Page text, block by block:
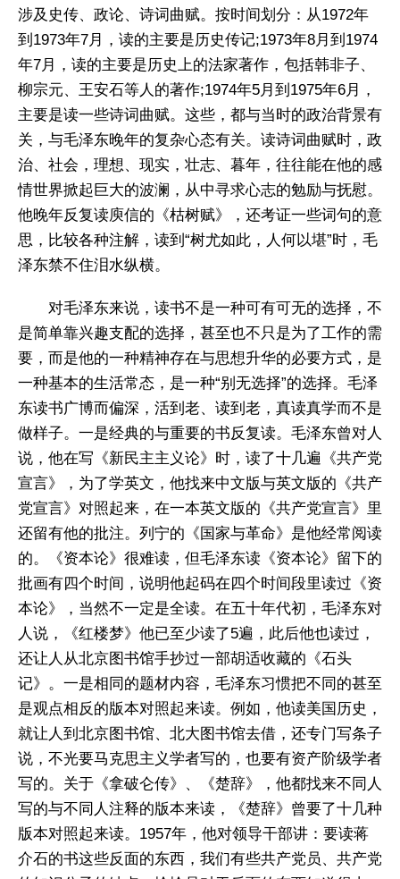
涉及史传、政论、诗词曲赋。按时间划分：从1972年
到1973年7月，读的主要是历史传记;1973年8月到1974
年7月，读的主要是历史上的法家著作，包括韩非子、
柳宗元、王安石等人的著作;1974年5月到1975年6月，
主要是读一些诗词曲赋。这些，都与当时的政治背景有
关，与毛泽东晚年的复杂心态有关。读诗词曲赋时，政
治、社会，理想、现实，壮志、暮年，往往能在他的感
情世界掀起巨大的波澜，从中寻求心志的勉励与抚慰。
他晚年反复读庾信的《枯树赋》，还考证一些词句的意
思，比较各种注解，读到“树尤如此，人何以堪”时，毛
泽东禁不住泪水纵横。
对毛泽东来说，读书不是一种可有可无的选择，不
是简单靠兴趣支配的选择，甚至也不只是为了工作的需
要，而是他的一种精神存在与思想升华的必要方式，是
一种基本的生活常态，是一种“别无选择”的选择。毛泽
东读书广博而偏深，活到老、读到老，真读真学而不是
做样子。一是经典的与重要的书反复读。毛泽东曾对人
说，他在写《新民主主义论》时，读了十几遍《共产党
宣言》，为了学英文，他找来中文版与英文版的《共产
党宣言》对照起来，在一本英文版的《共产党宣言》里
还留有他的批注。列宁的《国家与革命》是他经常阅读
的。《资本论》很难读，但毛泽东读《资本论》留下的
批画有四个时间，说明他起码在四个时间段里读过《资
本论》，当然不一定是全读。在五十年代初，毛泽东对
人说，《红楼梦》他已至少读了5遍，此后他也读过，
还让人从北京图书馆手抄过一部胡适收藏的《石头
记》。一是相同的题材内容，毛泽东习惯把不同的甚至
是观点相反的版本对照起来读。例如，他读美国历史，
就让人到北京图书馆、北大图书馆去借，还专门写条子
说，不光要马克思主义学者写的，也要有资产阶级学者
写的。关于《拿破仑传》、《楚辞》，他都找来不同人
写的与不同人注释的版本来读，《楚辞》曾要了十几种
版本对照起来读。1957年，他对领导干部讲：要读蒋
介石的书这些反面的东西，我们有些共产党员、共产党